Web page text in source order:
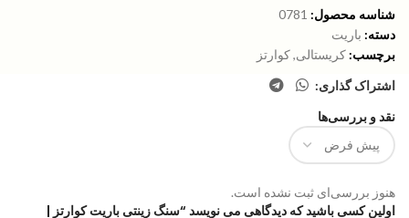
شناسه محصول: 0781
دسته: باریت
برچسب: کریستالی,کوارتز
اشتراک گذاری:
نقد و بررسی‌ها
هنوز بررسی‌ای ثبت نشده است.
اولین کسی باشید که دیدگاهی می نویسد “سنگ زینتی باریت کوارتز |